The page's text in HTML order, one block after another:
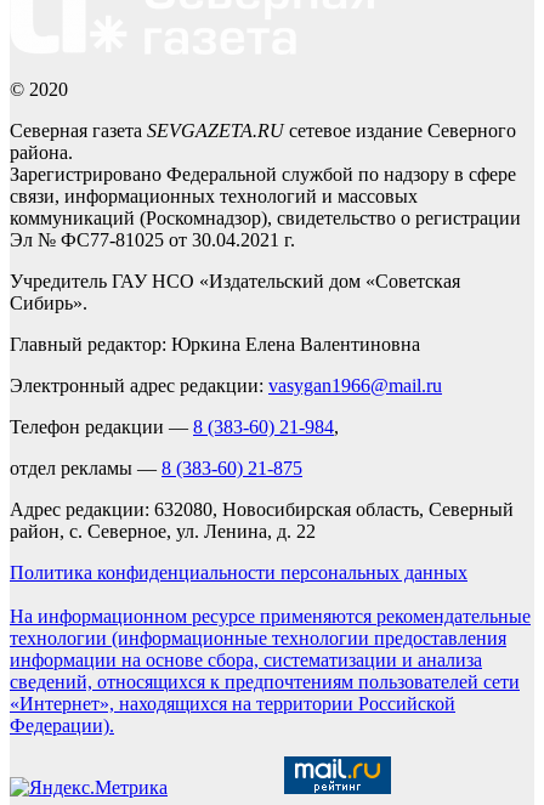
© 2020
Северная газета SEVGAZETA.RUсетевое издание Северного
района.
Зарегистрировано Федеральной службой по надзору в сфере
связи, информационных технологий и массовых
коммуникаций (Роскомнадзор), свидетельство о регистрации
Эл № ФС77-81025 от 30.04.2021 г.
Учредитель ГАУ НСО «Издательский дом «Советская
Сибирь».
Главный редактор: Юркина Елена Валентиновна
Электронный адрес редакции: vasygan1966@mail.ru
Телефон редакции — 8 (383-60) 21-984,
отдел рекламы — 8 (383-60) 21-875
Адрес редакции: 632080, Новосибирская область, Северный
район, с. Северное, ул. Ленина, д. 22
Политика конфиденциальности персональных данных
На информационном ресурсе применяются рекомендательные
технологии (информационные технологии предоставления
информации на основе сбора, систематизации и анализа
сведений, относящихся к предпочтениям пользователей сети
«Интернет», находящихся на территории Российской
Федерации).